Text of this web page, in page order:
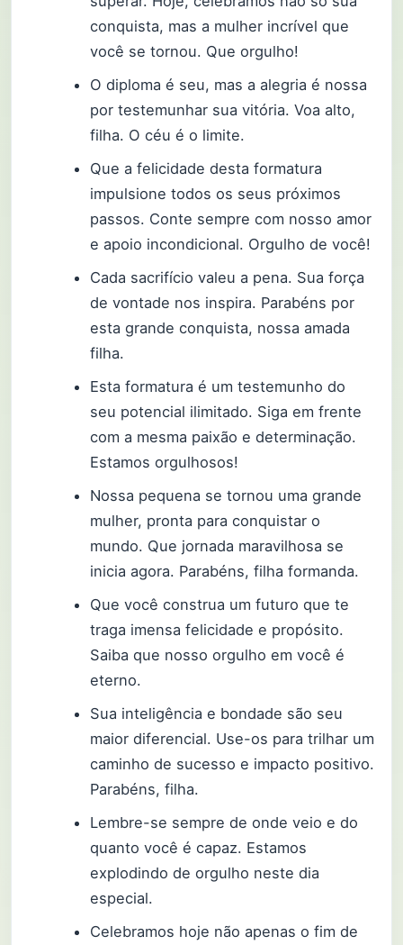
conquista, mas a mulher incrível que
você se tornou. Que orgulho!
O diploma é seu, mas a alegria é nossa
por testemunhar sua vitória. Voa alto,
filha. O céu é o limite.
Que a felicidade desta formatura
impulsione todos os seus próximos
passos. Conte sempre com nosso amor
e apoio incondicional. Orgulho de você!
Cada sacrifício valeu a pena. Sua força
de vontade nos inspira. Parabéns por
esta grande conquista, nossa amada
filha.
Esta formatura é um testemunho do
seu potencial ilimitado. Siga em frente
com a mesma paixão e determinação.
Estamos orgulhosos!
Nossa pequena se tornou uma grande
mulher, pronta para conquistar o
mundo. Que jornada maravilhosa se
inicia agora. Parabéns, filha formanda.
Que você construa um futuro que te
traga imensa felicidade e propósito.
Saiba que nosso orgulho em você é
eterno.
Sua inteligência e bondade são seu
maior diferencial. Use-os para trilhar um
caminho de sucesso e impacto positivo.
Parabéns, filha.
Lembre-se sempre de onde veio e do
quanto você é capaz. Estamos
explodindo de orgulho neste dia
especial.
Celebramos hoje não apenas o fim de